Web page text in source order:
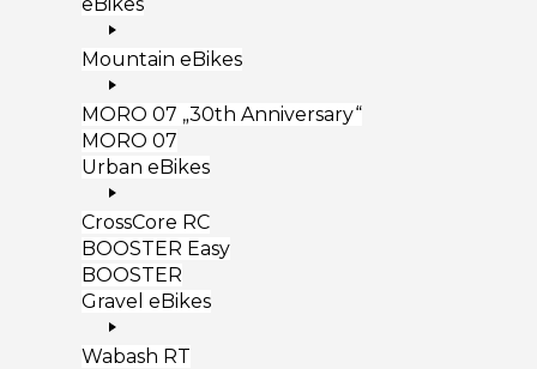
Mountain eBikes
MORO 07 „30th Anniversary“
MORO 07
Urban eBikes
CrossCore RC
BOOSTER Easy
BOOSTER
Gravel eBikes
Wabash RT